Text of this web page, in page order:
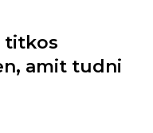
titkos
amit tudni